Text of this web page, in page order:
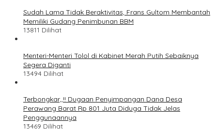
Sudah Lama Tidak Beraktivitas, Frans Gultom Membantah
Memiliki Gudang Penimbunan BBM
13811 Dilihat
Menteri-Menteri Tolol di Kabinet Merah Putih Sebaiknya
Segera Diganti
13494 Dilihat
Terbongkar,,!! Dugaan Penyimpangan Dana Desa
Perawang Barat Rp 801 Juta Diduga Tidak Jelas
Penggunaannya
13469 Dilihat